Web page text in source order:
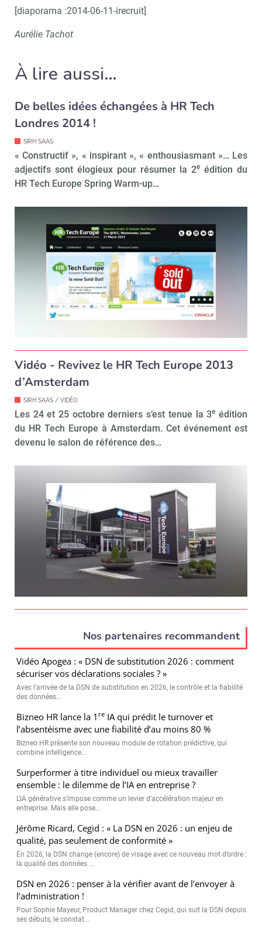
[diaporama :2014-06-11-irecruit]
Aurélie Tachot
À lire aussi…
De belles idées échangées à HR Tech
Londres 2014 !
SIRH SAAS
« Constructif », « inspirant », « enthousiasmant »… Les
adjectifs sont élogieux pour résumer la 2e édition du
HR Tech Europe Spring Warm-up…
Vidéo - Revivez le HR Tech Europe 2013
d’Amsterdam
SIRH SAAS / VIDÉO
Les 24 et 25 octobre derniers s’est tenue la 3e édition
du HR Tech Europe à Amsterdam. Cet événement est
devenu le salon de référence des…
Nos partenaires recommandent
Vidéo Apogea : « DSN de substitution 2026 : comment
sécuriser vos déclarations sociales ? »
Avec l’arrivée de la DSN de substitution en 2026, le contrôle et la fiabilité
des données...
Bizneo HR lance la 1 re IA qui prédit le turnover et
l’absentéisme avec une fiabilité d’au moins 80 %
Bizneo HR présente son nouveau module de rotation prédictive, qui
combine intelligence...
Surperformer à titre individuel ou mieux travailler
ensemble : le dilemme de l’IA en entreprise ?
L’IA générative s’impose comme un levier d’accélération majeur en
entreprise. Mais elle pose...
Jérôme Ricard, Cegid : « La DSN en 2026 : un enjeu de
qualité, pas seulement de conformité »
En 2026, la DSN change (encore) de visage avec ce nouveau mot d’ordre :
la qualité des données ...
DSN en 2026 : penser à la vérifier avant de l’envoyer à
l’administration !
Pour Sophie Mayeur, Product Manager chez Cegid, qui suit la DSN depuis
ses débuts, le constat...
Recevoir RH Matin
Valider